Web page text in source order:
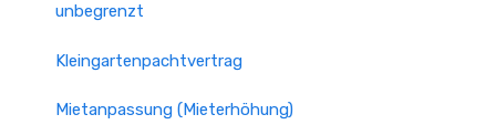
unbegrenzt
Kleingartenpachtvertrag
Mietanpassung (Mieterhöhung)